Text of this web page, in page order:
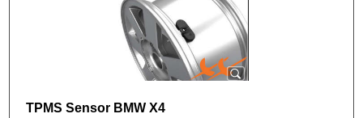
TPMS Sensor BMW X4